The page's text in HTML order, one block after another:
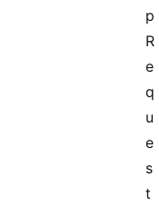
p
R
e
q
u
e
s
t